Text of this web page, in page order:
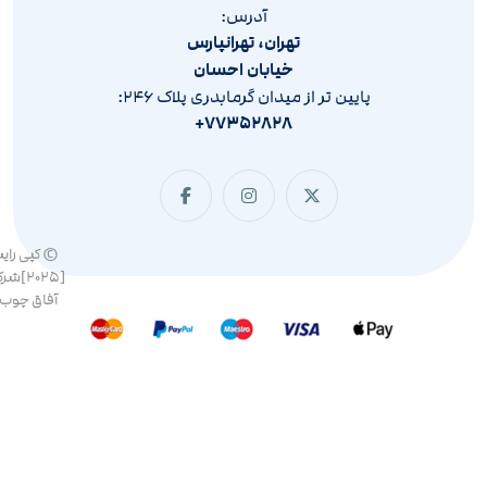
آدرس:
تهران، تهرانپارس
خیابان احسان
پایین تر از میدان گرمابدری پلاک ۲۴۶:
۷۷۳۵۲۸۲۸+
© کپی
آفاق